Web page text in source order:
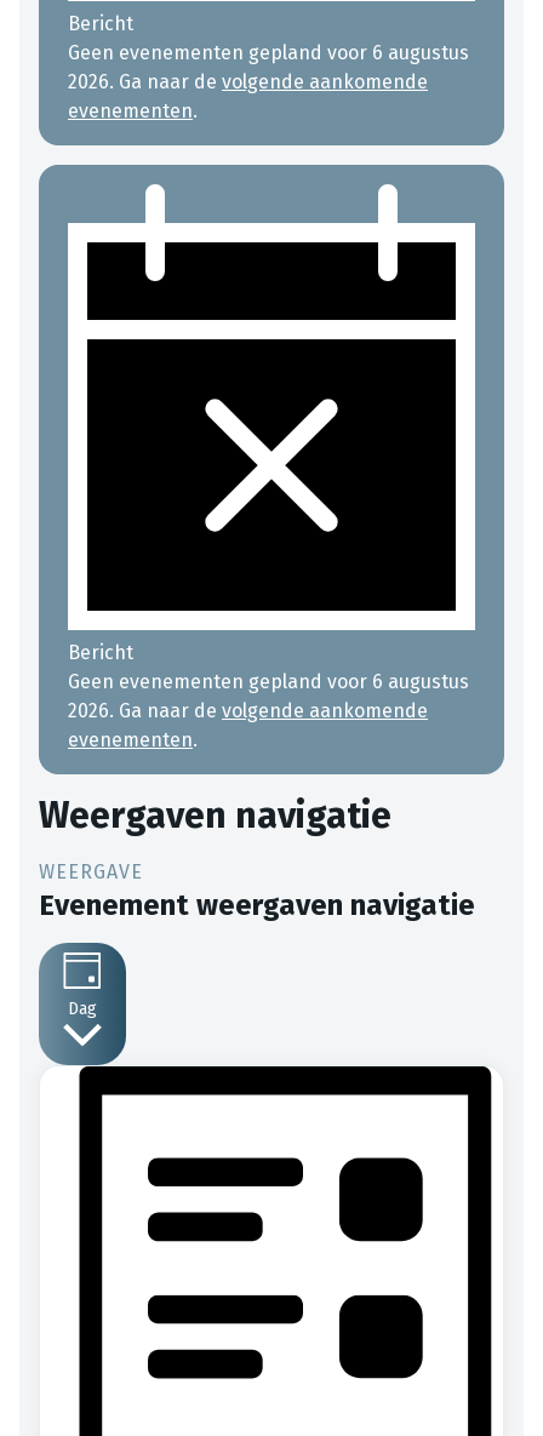
Bericht
Geen evenementen gepland voor 6 augustus
2026. Ga naar de volgende aankomende
evenementen.
Bericht
Geen evenementen gepland voor 6 augustus
2026. Ga naar de volgende aankomende
evenementen.
Weergaven navigatie
Evenement weergaven navigatie
Dag